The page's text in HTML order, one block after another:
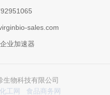
sales.com
企业加速器
物科技有限公司
工网 食品商务网